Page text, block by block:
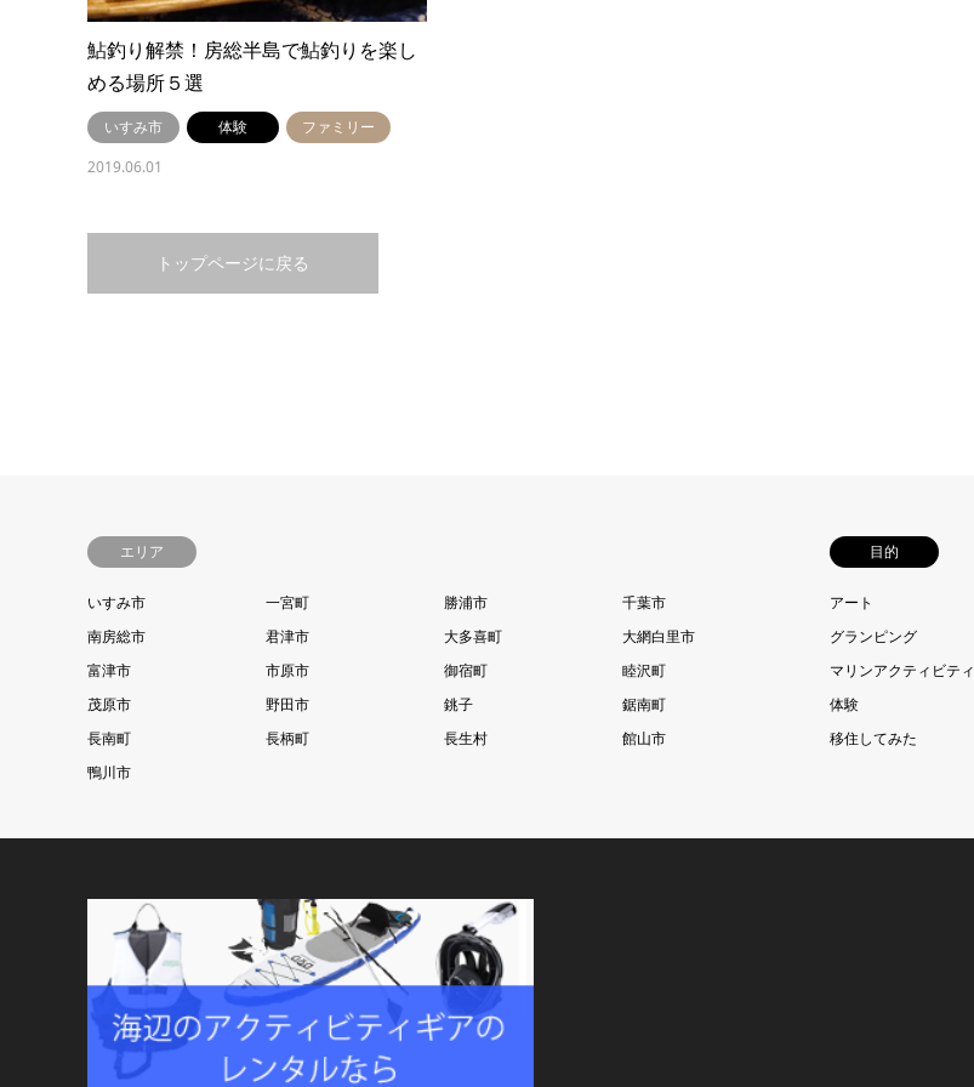
鮎釣り解禁！房総半島で鮎釣りを楽し
める場所５選
いすみ市 体験
ファミリー
2019.06.01
トップページに戻る
エリア
いすみ市 一宮町 勝浦市
千葉市
南房総市
君津市 大多喜町
大網白里市
富津市
市原市 御宿町
睦沢町
茂原市
野田市 銚子
鋸南町
長南町
長柄町 長生村
館山市
鴨川市
目的
アート
グランピング
マリンアクティビティ
体験
移住してみた